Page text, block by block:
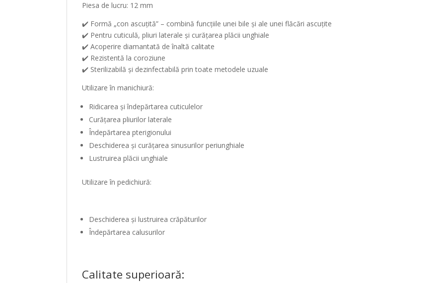
Piesa de lucru: 12 mm
✔️ Formă „con ascuțită” – combină funcțiile unei bile și ale unei flăcări ascuțite
✔️ Pentru cuticulă, pliuri laterale și curățarea plăcii unghiale
✔️ Acoperire diamantată de înaltă calitate
✔️ Rezistentă la coroziune
✔️ Sterilizabilă și dezinfectabilă prin toate metodele uzuale
Utilizare în manichiură:
Ridicarea și îndepărtarea cuticulelor
Curățarea pliurilor laterale
Îndepărtarea pterigionului
Deschiderea și curățarea sinusurilor periunghiale
Lustruirea plăcii unghiale
Utilizare în pedichiură:
Deschiderea și lustruirea crăpăturilor
Îndepărtarea calusurilor
Calitate superioară: